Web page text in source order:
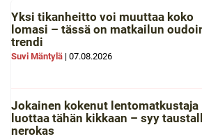
Yksi tikanheitto voi muuttaa koko
lomasi – tässä on matkailun
trendi
Suvi Mäntylä | 07.08.2026
Jokainen kokenut lentomatkustaja
luottaa tähän kikkaan – syy
nerokas